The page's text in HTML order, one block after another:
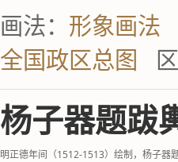
画法： 形象画法
全国政区总图
杨子器题跋
明正德年间（1512-1513）绘制，杨子器